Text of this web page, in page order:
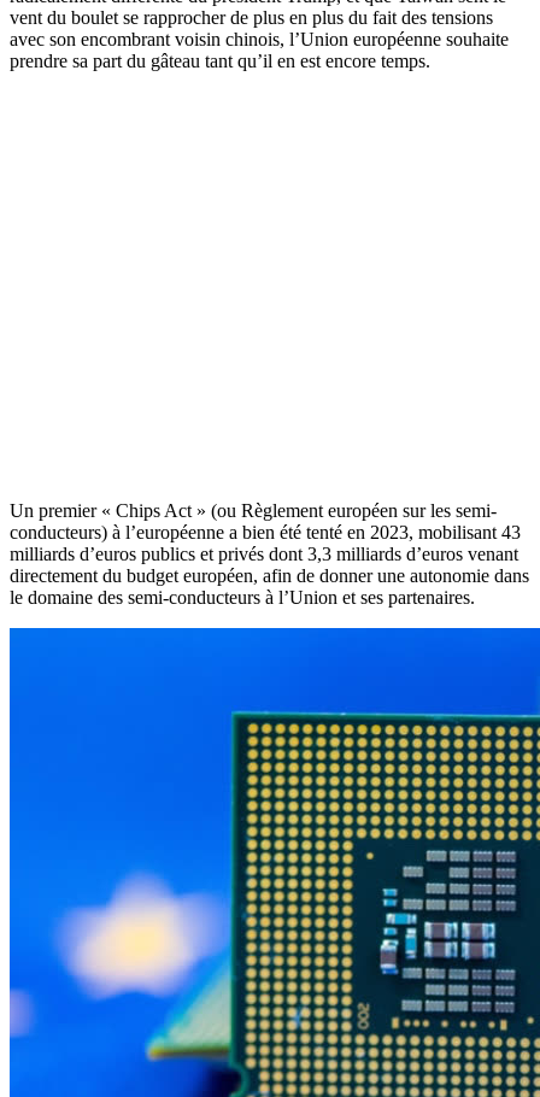
vent du boulet se rapprocher de plus en plus du fait des tensions
avec son encombrant voisin chinois, l’Union européenne souhaite
prendre sa part du gâteau tant qu’il en est encore temps.
Un premier « Chips Act » (ou Règlement européen sur les semi-
conducteurs) à l’européenne a bien été tenté en 2023, mobilisant 43
milliards d’euros publics et privés dont 3,3 milliards d’euros venant
directement du budget européen, afin de donner une autonomie dans
le domaine des semi-conducteurs à l’Union et ses partenaires.